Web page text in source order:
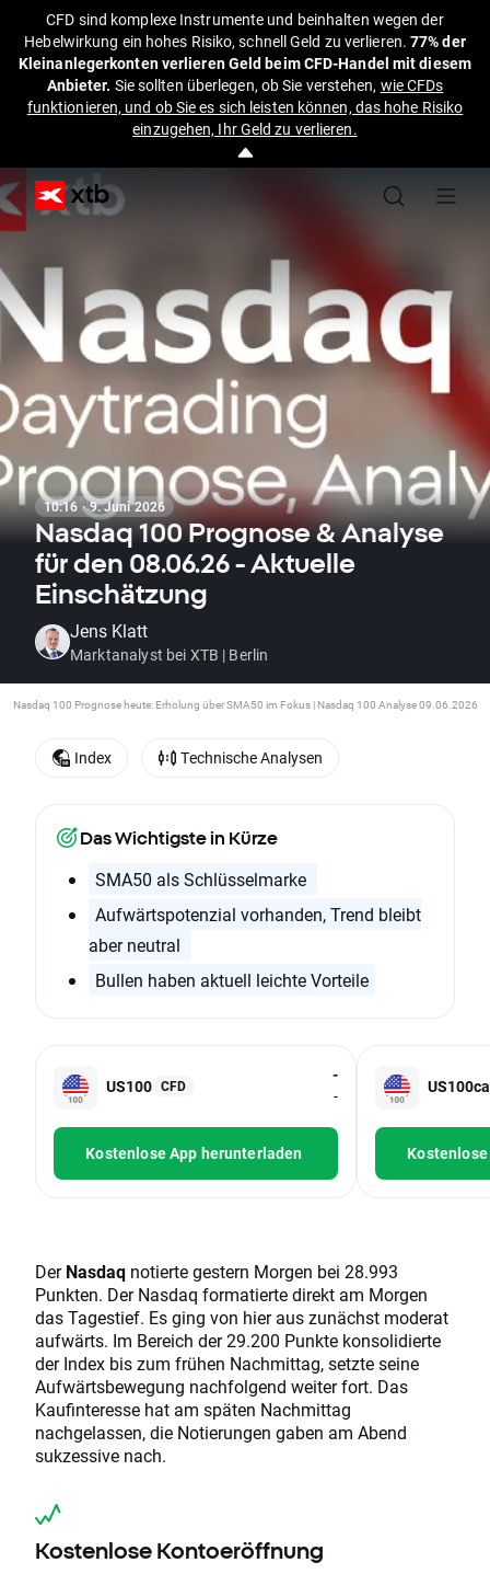
CFD sind komplexe Instrumente und beinhalten wegen der
Hebelwirkung ein hohes Risiko, schnell Geld zu verlieren.77% der
Kleinanlegerkonten verlieren Geld beim CFD-Handel mit diesem
Anbieter. Sie sollten überlegen, ob Sie verstehen, wie CFDs
funktionieren, und ob Sie es sich leisten können, das hohe Risiko
einzugehen, Ihr Geld zu verlieren.
10:16 · 9. Juni 2026
Nasdaq 100 Prognose & Analyse
für den 08.06.26 - Aktuelle
Einschätzung
Jens Klatt
Marktanalyst bei XTB | Berlin
Nasdaq 100 Prognose heute: Erholung über SMA50 im Fokus | Nasdaq 100 Analyse 09.06.2026
Das Wichtigste in Kürze
SMA50 als Schlüsselmarke
Aufwärtspotenzial vorhanden, Trend bleibt
aber neutral
Bullen haben aktuell leichte Vorteile
US100 CFD
-
-
Kostenlose App herunterladen
DerNasdaq notierte gestern Morgen bei 28.993
Punkten. Der Nasdaq formatierte direkt am Morgen
das Tagestief. Es ging von hier aus zunächst moderat
aufwärts. Im Bereich der 29.200 Punkte konsolidierte
der Index bis zum frühen Nachmittag, setzte seine
Aufwärtsbewegung nachfolgend weiter fort. Das
Kaufinteresse hat am späten Nachmittag
nachgelassen, die Notierungen gaben am Abend
sukzessive nach.
Kostenlose Kontoeröffnung
Index Technische Analysen